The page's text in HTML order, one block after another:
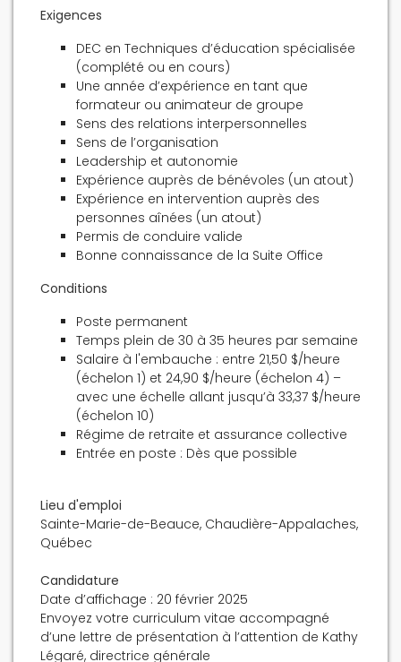
Exigences
DEC en Techniques d’éducation spécialisée
(complété ou en cours)
Une année d’expérience en tant que
formateur ou animateur de groupe
Sens des relations interpersonnelles
Sens de l’organisation
Leadership et autonomie
Expérience auprès de bénévoles (un atout)
Expérience en intervention auprès des
personnes aînées (un atout)
Permis de conduire valide
Bonne connaissance de la Suite Office
Conditions
Poste permanent
Temps plein de 30 à 35 heures par semaine
Salaire à l'embauche : entre 21,50 $/heure
(échelon 1) et 24,90 $/heure (échelon 4) –
avec une échelle allant jusqu’à 33,37 $/heure
(échelon 10)
Régime de retraite et assurance collective
Entrée en poste : Dès que possible
Lieu d'emploi
Sainte-Marie-de-Beauce, Chaudière-Appalaches,
Québec
Candidature
Date d’affichage : 20 février 2025
Envoyez votre curriculum vitae accompagné
d’une lettre de présentation à l’attention de Kathy
Légaré, directrice générale